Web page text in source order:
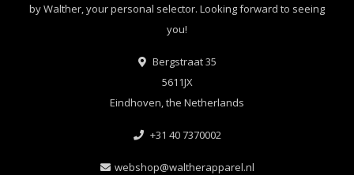
by Walther, your personal selector. Looking forward to seeing
you!
Bergstraat 35
5611JX
Eindhoven, the Netherlands
+31 40 7370002
webshop@waltherapparel.nl